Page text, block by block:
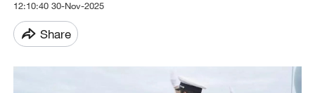
12:10:40 30-Nov-2025
Share